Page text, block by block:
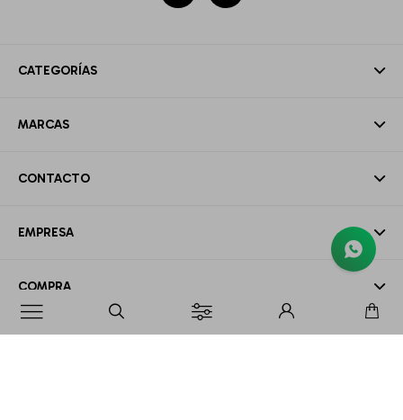

CATEGORÍAS
MARCAS
CONTACTO
EMPRESA
COMPRA